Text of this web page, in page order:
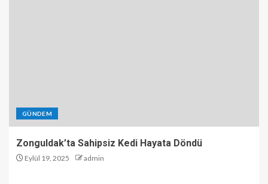
1
GÜNDEM
Zonguldak’ta Sahipsiz Kedi Hayata Döndü
Eylül 19, 2025 admin